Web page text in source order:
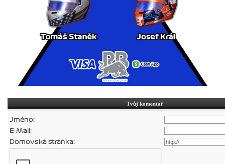
Tvůj komentář
Jméno:
E-Mail:
Domovská stránka: